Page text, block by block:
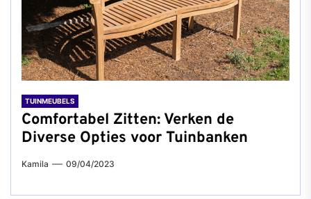
TUINMEUBELS
Comfortabel Zitten: Verken de
Diverse Opties voor Tuinbanken
Kamila 09/04/2023